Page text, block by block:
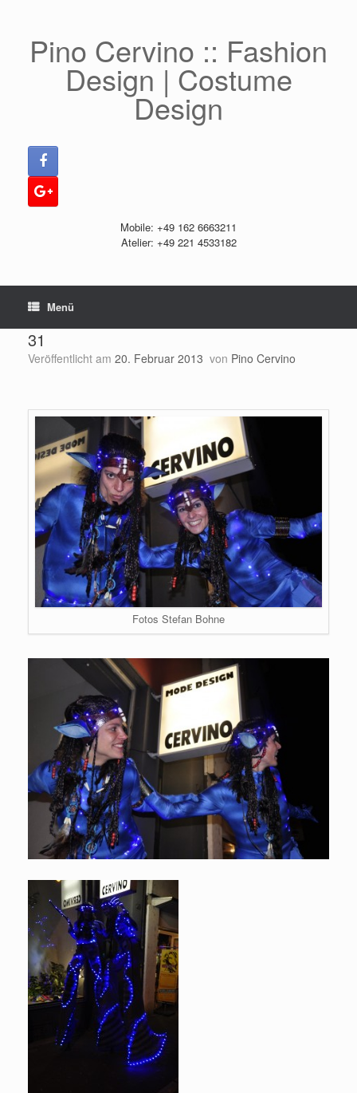
Pino Cervino :: Fashion
Design | Costume
Design
Mobile: +49 162 6663211
Atelier: +49 221 4533182
Menü
31
Veröffentlicht am 20. Februar 2013 von Pino Cervino
Fotos Stefan Bohne